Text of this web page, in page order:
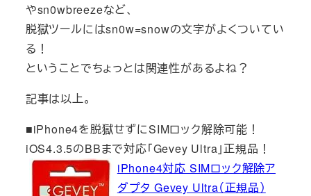
やsn0wbreezeなど、
脱獄ツールにはsn0w=snowの文字がよくついてい
る！
ということでちょっとは関連性があるよね？
記事は以上。
■iPhone4を脱獄せずにSIMロック解除可能！
iOS4.3.5のBBまで対応「Gevey Ultra」正規品！
iPhone4対応 SIMロック解除ア
ダプタ Gevey Ultra（正規品）